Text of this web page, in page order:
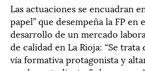
Las actuaciones se encuadran
papel” que desempeña la FP
desarrollo de un mercado
de calidad en La Rioja: “Se trata
vía formativa protagonista y